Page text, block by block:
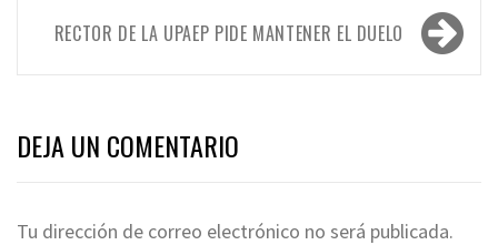
entradas
RECTOR DE LA UPAEP PIDE MANTENER EL DUELO
DEJA UN COMENTARIO
Tu dirección de correo electrónico no será publicada.